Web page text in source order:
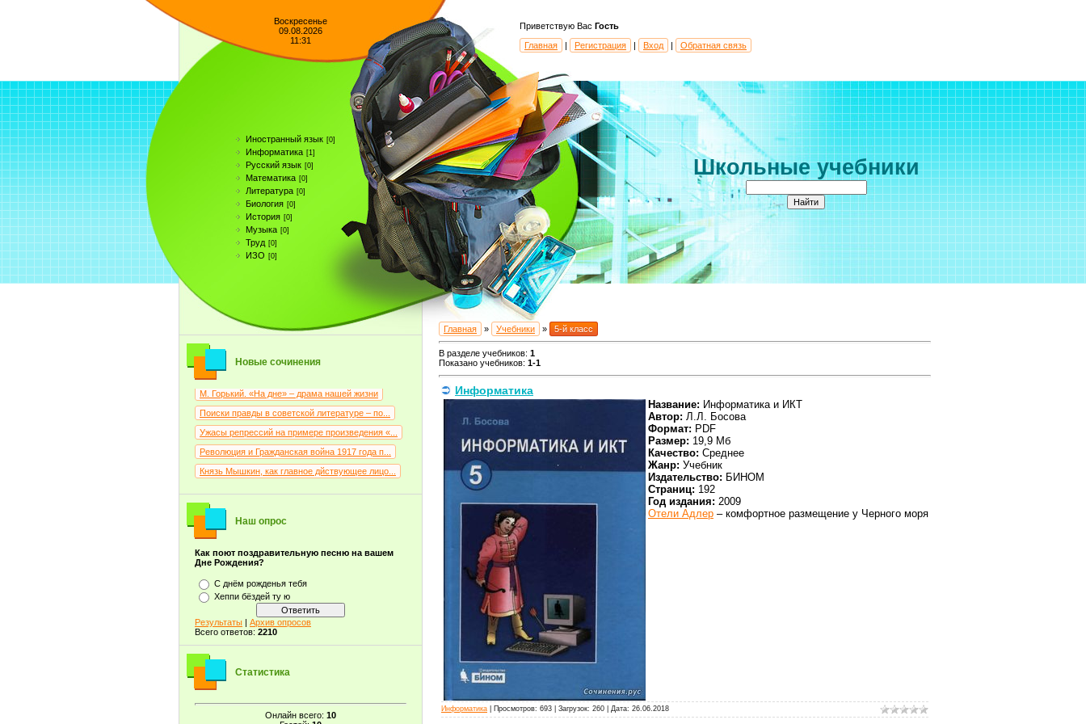
Воскресенье
09.08.2026
11:31
Иностранный язык [0]
Информатика [1]
Русский язык [0]
Математика [0]
Литература [0]
Биология [0]
История [0]
Музыка [0]
Труд [0]
ИЗО [0]
Новые сочинения
М. Горький. «На дне» – драма нашей жизни
Поиски правды в советской литературе – по...
Ужасы репрессий на примере произведения «...
Революция и Гражданская война 1917 года п...
Князь Мышкин, как главное дйствующее лицо...
Наш опрос
Как поют поздравительную песню на вашем
Дне Рождения?
С днём рожденья тебя
Хеппи бёздей ту ю
Результаты | Архив опросов
Всего ответов: 2210
Статистика
Онлайн всего: 10
Приветствую Вас Гость
Главная
| Регистрация | Вход | Обратная связь
Школьные учебники
Главная » Учебники » 5-й класс
В разделе учебников: 1
Показано учебников: 1-1
Информатика
Название: Информатика и ИКТ
Автор: Л.Л. Босова
Формат: PDF
Размер: 19,9 Мб
Качество: Среднее
Жанр: Учебник
Издательство: БИНОМ
Страниц: 192
Год издания: 2009
Отели Адлер – комфортное размещение у Черного моря
Информатика Просмотров: 693 Загрузок: 260 Дата: 26.06.2018